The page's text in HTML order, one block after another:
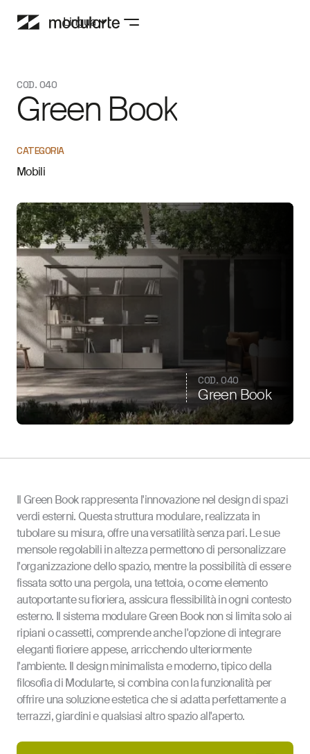
Lingua
COD. 040
Green Book
CATEGORIA
Mobili
COD. 040
Green Book
Il Green Book rappresenta l'innovazione nel design di spazi
verdi esterni. Questa struttura modulare, realizzata in
tubolare su misura, offre una versatilità senza pari. Le sue
mensole regolabili in altezza permettono di personalizzare
l'organizzazione dello spazio, mentre la possibilità di essere
fissata sotto una pergola, una tettoia, o come elemento
autoportante su fioriera, assicura flessibilità in ogni contesto
esterno. Il sistema modulare Green Book non si limita solo ai
ripiani o cassetti, comprende anche l'opzione di integrare
eleganti fioriere appese, arricchendo ulteriormente
l'ambiente. Il design minimalista e moderno, tipico della
filosofia di Modularte, si combina con la funzionalità per
offrire una soluzione estetica che si adatta perfettamente a
terrazzi, giardini e qualsiasi altro spazio all'aperto.